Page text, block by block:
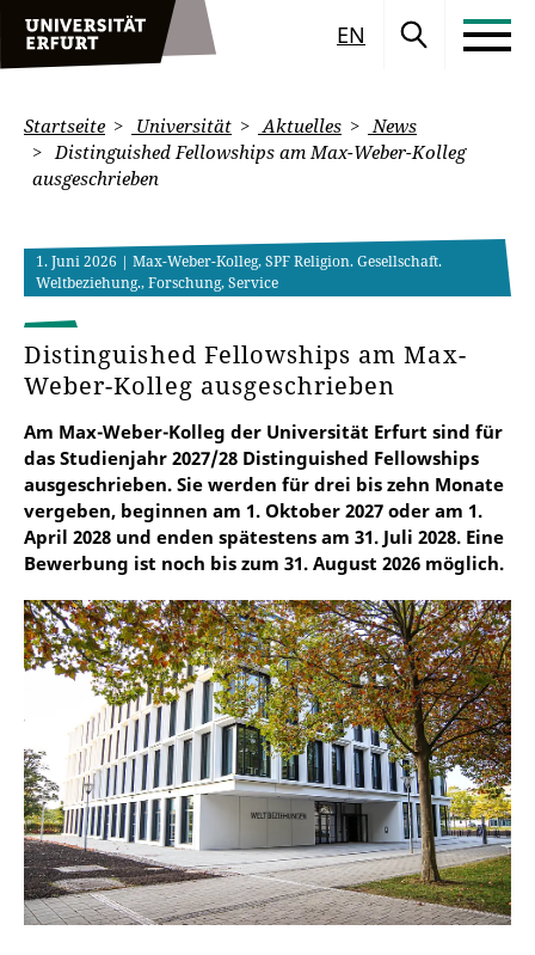
EN
Startseite Universität Aktuelles
News
Distinguished Fellowships am Max-Weber-Kolleg
ausgeschrieben
1. Juni 2026 | Max-Weber-Kolleg, SPF Religion. Gesellschaft.
Weltbeziehung., Forschung, Service
Distinguished Fellowships am Max-
Weber-Kolleg ausgeschrieben
Am Max-Weber-Kolleg der Universität Erfurt sind für
das Studienjahr 2027/28 Distinguished Fellowships
ausgeschrieben. Sie werden für drei bis zehn Monate
vergeben, beginnen am 1. Oktober 2027 oder am 1.
April 2028 und enden spätestens am 31. Juli 2028. Eine
Bewerbung ist noch bis zum 31. August 2026 möglich.